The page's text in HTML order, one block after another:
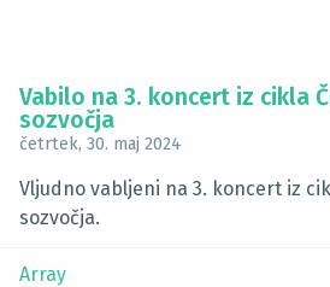
Vabilo na 3. koncert iz cikla
sozvočja
četrtek, 30. maj 2024
Vljudno vabljeni na 3. koncert iz
sozvočja.
Array